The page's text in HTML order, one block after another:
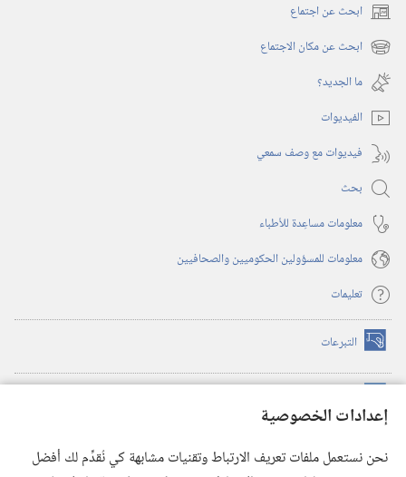
إعدادات الخصوصية
نحن نستعمل ملفات تعريف الارتباط وتقنيات مشابهة كي نُقدِّم لك أفضل
ابحث عن اجتماع (يفتح
نافذة
جديدة)
ابحث عن مكان الاجتماع (يفتح
نافذة
جديدة)
ما الجديد؟‏
الفيديوات
فيديوات مع وصف سمعي
بحث
معلومات مساعِدة للأطباء
معلومات للمسؤولين الحكوميين والصحافيين
تعليمات
التبرعات (يفتح
نافذة
(يفتح
نافذة
(يفتح
نافذة